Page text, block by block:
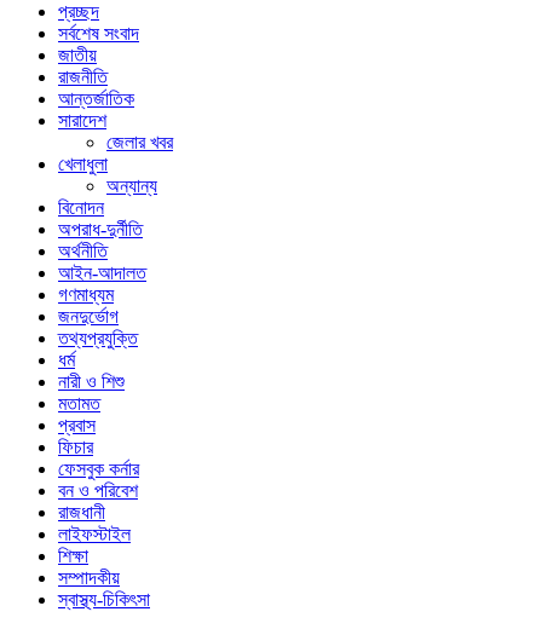
প্রচ্ছদ
সর্বশেষ সংবাদ
জাতীয়
রাজনীতি
আন্তর্জাতিক
সারাদেশ
জেলার খবর
খেলাধুলা
অন্যান্য
বিনোদন
অপরাধ-দুর্নীতি
অর্থনীতি
আইন-আদালত
গণমাধ্যম
জনদুর্ভোগ
তথ্যপ্রযুক্তি
ধর্ম
নারী ও শিশু
মতামত
প্রবাস
ফিচার
ফেসবুক কর্নার
বন ও পরিবেশ
রাজধানী
লাইফস্টাইল
শিক্ষা
সম্পাদকীয়
স্বাস্থ্য-চিকিৎসা